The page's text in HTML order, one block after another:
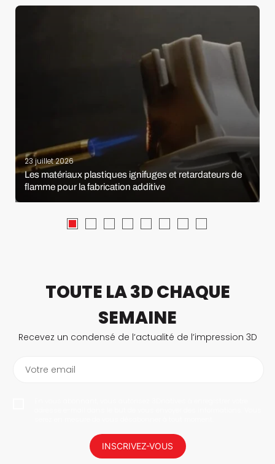
23 juillet 2026
Les matériaux plastiques ignifuges et retardateurs de
flamme pour la fabrication additive
TOUTE LA 3D CHAQUE
SEMAINE
Recevez un condensé de l’actualité de l’impression 3D
Votre email
INSCRIVEZ-VOUS